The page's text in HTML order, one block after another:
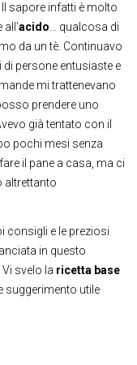
sapore infatti è molto
acido… qualcosa di
da un tè. Continuavo
di persone entusiaste e
mi trattenevano
prendere uno
già tentato con il
pochi mesi senza
il pane a casa, ma ci
altrettanto
consigli e le preziosi
in questo
svelo la ricetta base
suggerimento utile